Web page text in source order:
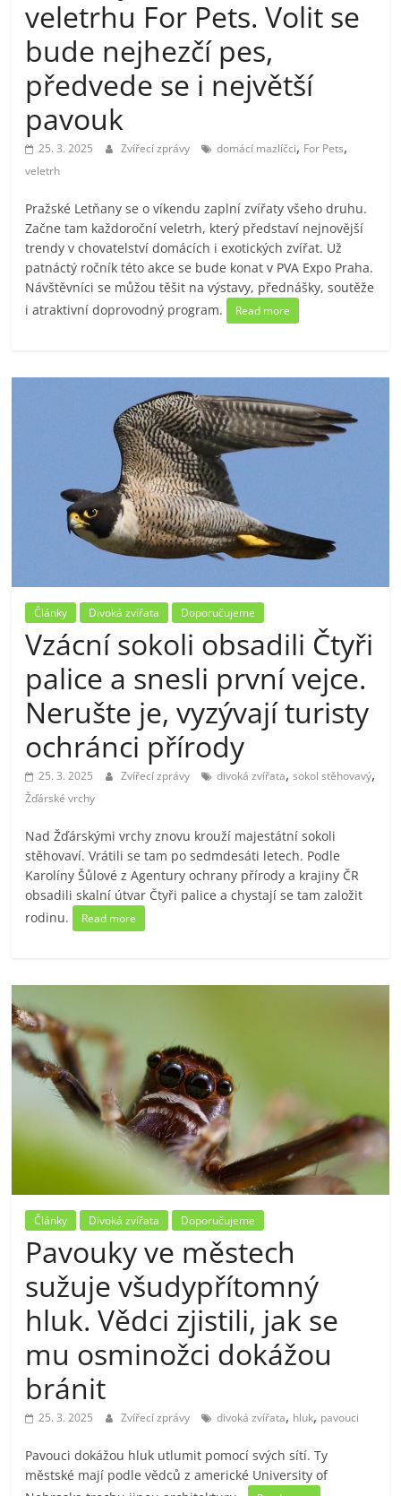
veletrhu For Pets. Volit se
bude nejhezčí pes,
předvede se i největší
pavouk
25. 3. 2025 Zvířecí zprávy domácí mazlíčci, For Pets,
veletrh
Pražské Letňany se o víkendu zaplní zvířaty všeho druhu.
Začne tam každoroční veletrh, který představí nejnovější
trendy v chovatelství domácích i exotických zvířat. Už
patnáctý ročník této akce se bude konat v PVA Expo Praha.
Návštěvníci se můžou těšit na výstavy, přednášky, soutěže
i atraktivní doprovodný program.
Read more
Články Divoká zvířata Doporučujeme
Vzácní sokoli obsadili Čtyři
palice a snesli první vejce.
Nerušte je, vyzývají turisty
ochránci přírody
25. 3. 2025 Zvířecí zprávy divoká zvířata,sokol stěhovavý,
Žďárské vrchy
Nad Žďárskými vrchy znovu krouží majestátní sokoli
stěhovaví. Vrátili se tam po sedmdesáti letech. Podle
Karolíny Šůlové z Agentury ochrany přírody a krajiny ČR
obsadili skalní útvar Čtyři palice a chystají se tam založit
rodinu.
Read more
Články Divoká zvířata Doporučujeme
Pavouky ve městech
sužuje všudypřítomný
hluk. Vědci zjistili, jak se
mu osminožci dokážou
bránit
25. 3. 2025 Zvířecí zprávy divoká zvířata, hluk, pavouci
Pavouci dokážou hluk utlumit pomocí svých sítí. Ty
městské mají podle vědců z americké University of